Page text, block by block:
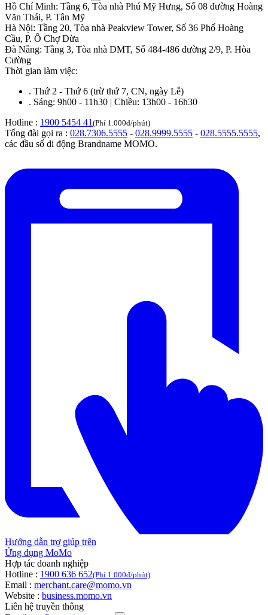
Hồ Chí Minh: Tầng 6, Tòa nhà Phú Mỹ Hưng, Số 08 đường Hoàng
Văn Thái, P. Tân Mỹ
Hà Nội: Tầng 20, Tòa nhà Peakview Tower, Số 36 Phố Hoàng
Cầu, P. Ô Chợ Dừa
Đà Nẵng: Tầng 3, Tòa nhà DMT, Số 484-486 đường 2/9, P. Hòa
Cường
Thời gian làm việc:
. Thứ 2 - Thứ 6 (trừ thứ 7, CN, ngày Lễ)
. Sáng: 9h00 - 11h30 | Chiều: 13h00 - 16h30
Hotline : 1900 5454 41 (Phí 1.000đ/phút)
Tổng đài gọi ra : 028.7306.5555 - 028.9999.5555 - 028.5555.5555,
các đầu số di động Brandname MOMO.
Hướng dẫn trợ giúp trên
Ứng dụng MoMo
Hợp tác doanh nghiệp
Hotline : 1900 636 652(Phí 1.000đ/phút)
Email : merchant.care@momo.vn
Website : business.momo.vn
Liên hệ truyền thông